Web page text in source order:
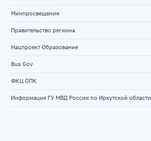
Минпросвещения
Правительство региона
Нацпроект Образование
Bus Gov
ФКЦ ОПК
Информация ГУ МВД России по Иркутской области